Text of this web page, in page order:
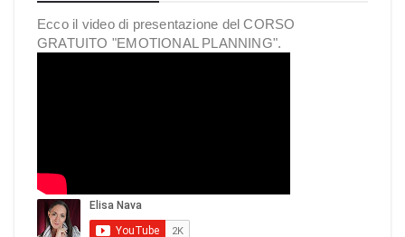
Ecco il video di presentazione del CORSO
GRATUITO "EMOTIONAL PLANNING".